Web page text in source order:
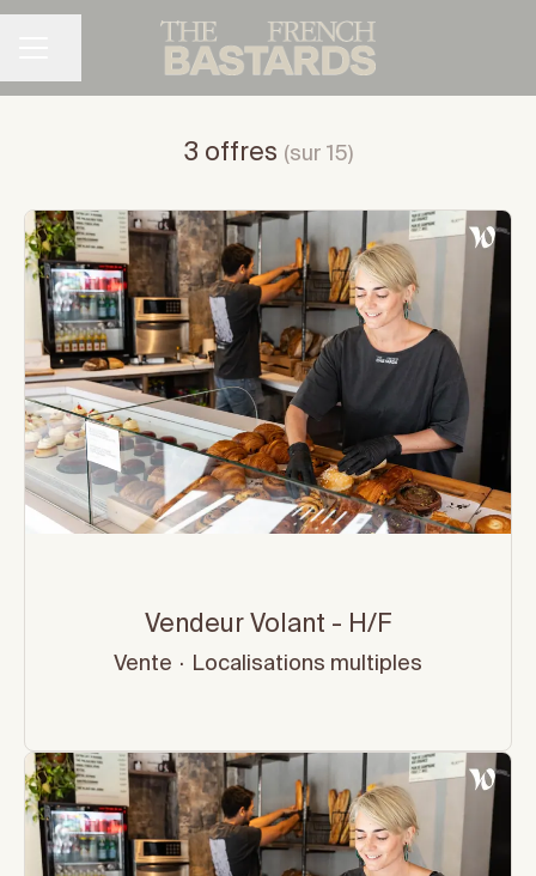
Partager la page
3 offres (sur 15)
Vendeur Volant - H/F
Vente · Localisations multiples